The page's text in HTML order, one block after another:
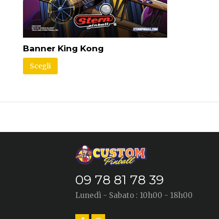
Banner King Kong
Scegli
09 78 81 78 39
Lunedì - Sabato : 10h00 - 18h00